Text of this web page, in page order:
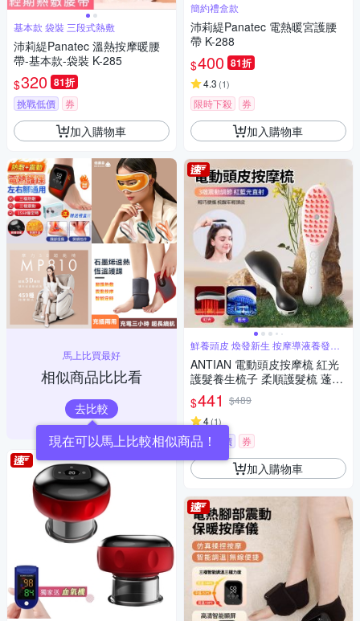
基本款 袋裝 三段式熱敷
沛莉緹Panatec 溫熱按摩暖腰
帶-基本款-袋裝 K-285
$320 81折
挑戰低價 券
加入購物車
馬上比買最好
相似商品比比看
去比較
簡約禮盒款
沛莉緹Panatec 電熱暖宮護腰
帶 K-288
$400 81折
4.3 (1)
限時下殺 券
加入購物車
鮮養頭皮 煥發新生 按摩導液養發三
合一
ANTIAN 電動頭皮按摩梳 紅光
護髮養生梳子 柔順護髮梳 蓬鬆
按摩頭皮護理梳
$441 $489
4(1)
挑戰低價 券
加入購物車